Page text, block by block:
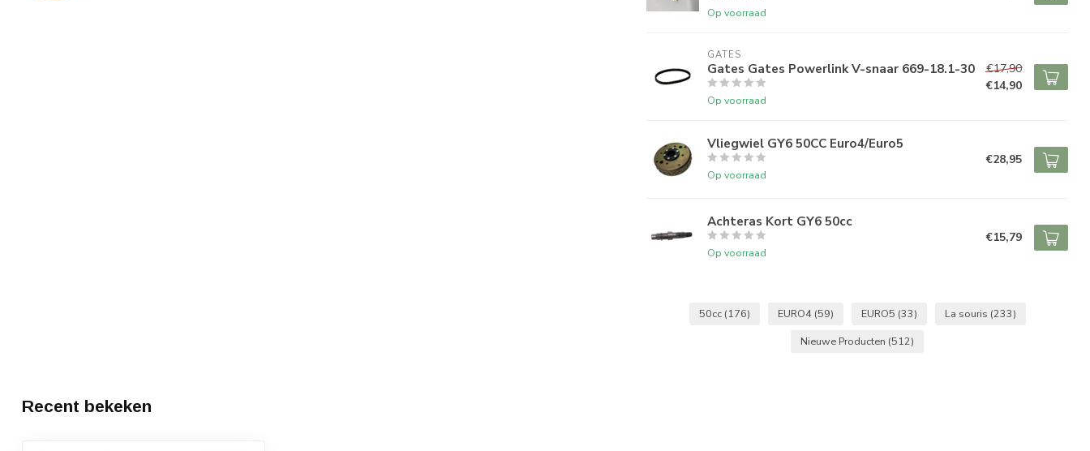
Op voorraad
GATES
Gates Gates Powerlink V-snaar 669-18.1-30
Op voorraad
€17,90
€14,90
Vliegwiel GY6 50CC Euro4/Euro5
Op voorraad
€28,95
Achteras Kort GY6 50cc
Op voorraad
€15,79
50cc (176) EURO4 (59) EURO5 (33) La souris (233)
Nieuwe Producten (512)
Recent bekeken